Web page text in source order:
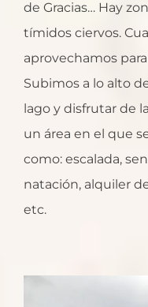
de Gracias… Hay
tímidos ciervos.
aprovechamos
Subimos a lo alto
lago y disfrutar de
un área en el que
como: escalada,
natación, alquiler
etc.